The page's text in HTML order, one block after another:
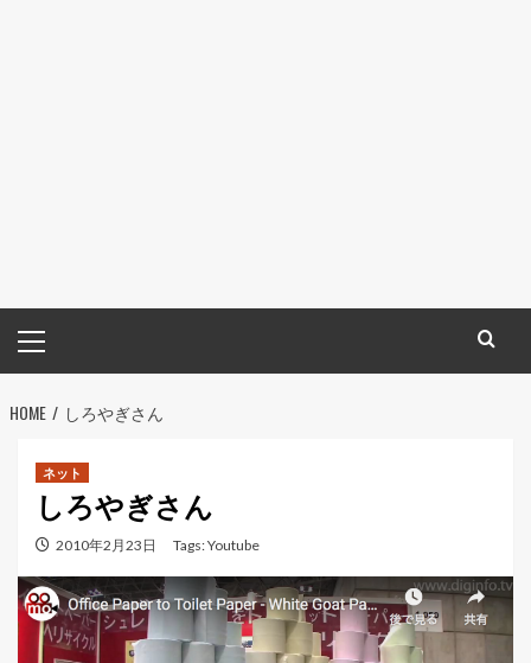
イ
ン
メ
HOME しろやぎさん
ネット
しろやぎさん
2010年2月23日 Tags:Youtube